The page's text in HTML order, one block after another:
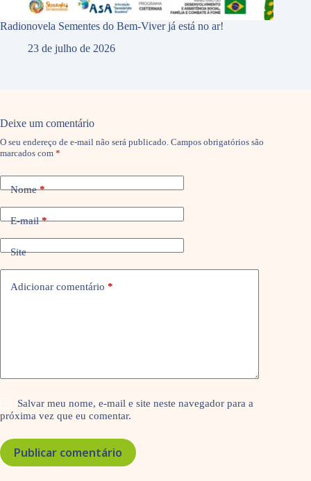
Radionovela Sementes do Bem-Viver já está no ar!
23 de julho de 2026
Deixe um comentário
O seu endereço de e-mail não será publicado. Campos obrigatórios são
marcados com *
Nome*
E-mail*
Site
Adicionar comentário *
Salvar meu nome, e-mail e site neste navegador para a
próxima vez que eu comentar.
Publicar comentário